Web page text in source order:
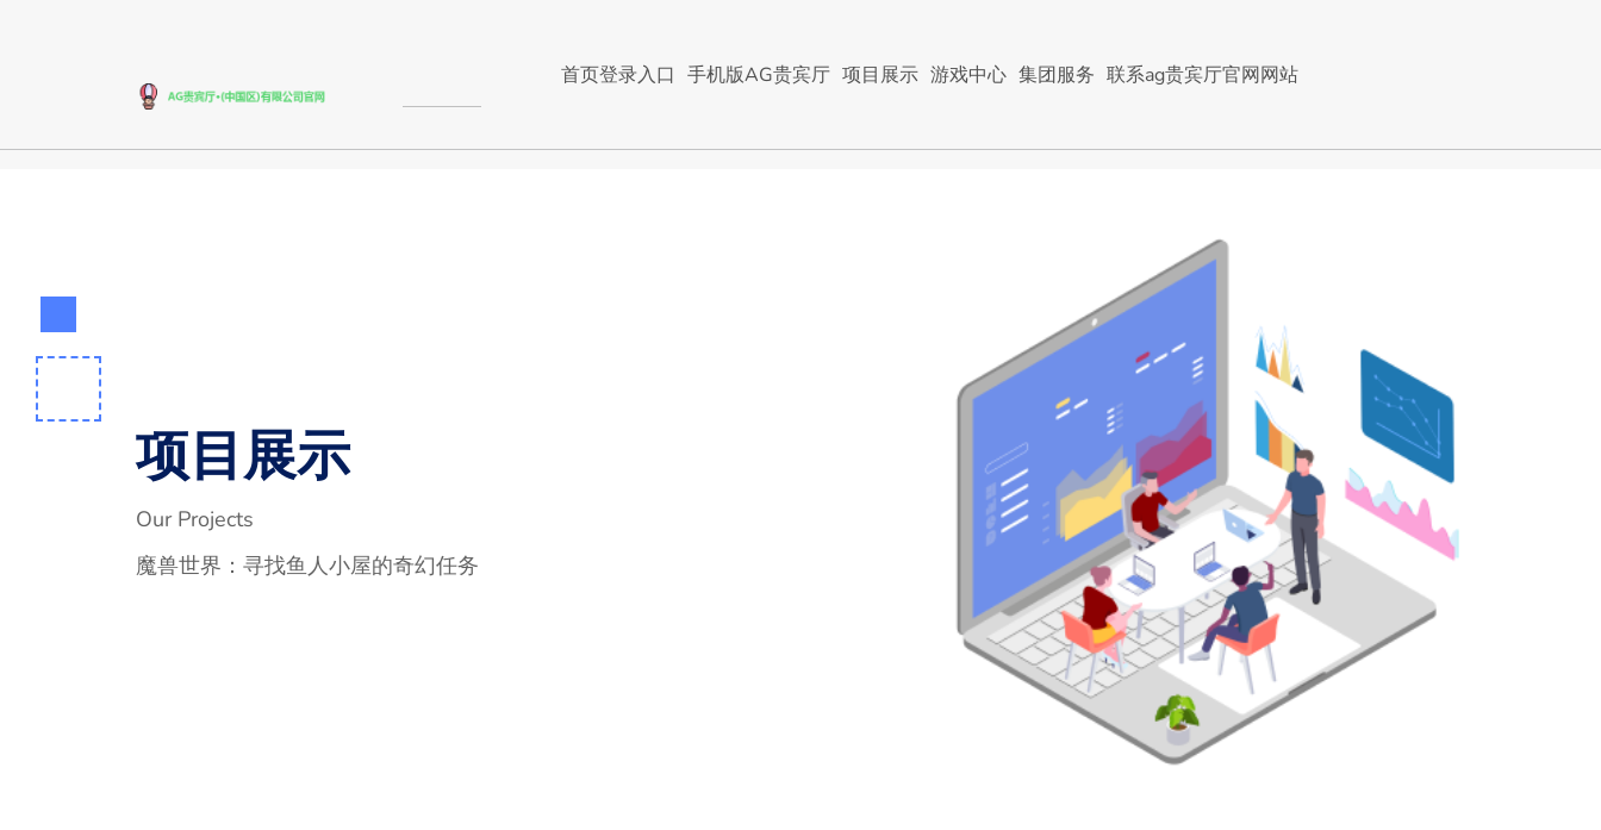
首页登录入口 手机版AG贵宾厅 项目展示 游戏中心 集团服务 联系ag贵宾厅官网网站
项目展示
Our Projects
魔兽世界：寻找鱼人小屋的奇幻任务